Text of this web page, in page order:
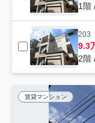
1階
203
9.3
2階
賃貸マンション